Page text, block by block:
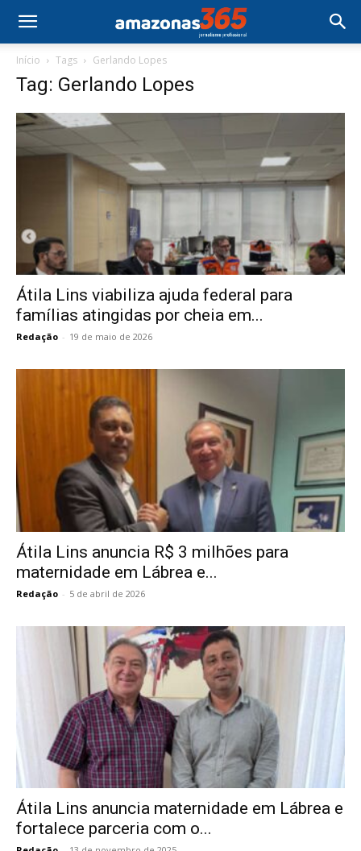
Início Tags Gerlando Lopes
Tag: Gerlando Lopes
Átila Lins viabiliza ajuda federal para
famílias atingidas por cheia em...
Redação - 19 de maio de 2026
Átila Lins anuncia R$ 3 milhões para
maternidade em Lábrea e...
Redação - 5 de abril de 2026
Átila Lins anuncia maternidade em Lábrea e
fortalece parceria com o...